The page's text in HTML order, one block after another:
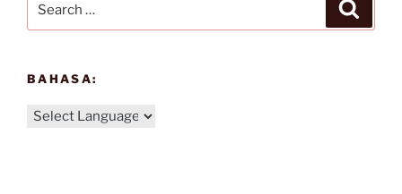
for:
BAHASA: